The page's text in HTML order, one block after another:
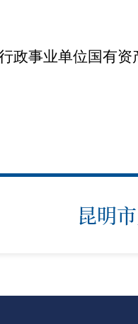
政事业单位国有资
昆明